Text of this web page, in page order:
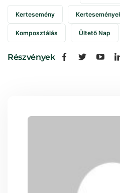
Kertesemény
Komposztálás Ültető Nap
Részvények